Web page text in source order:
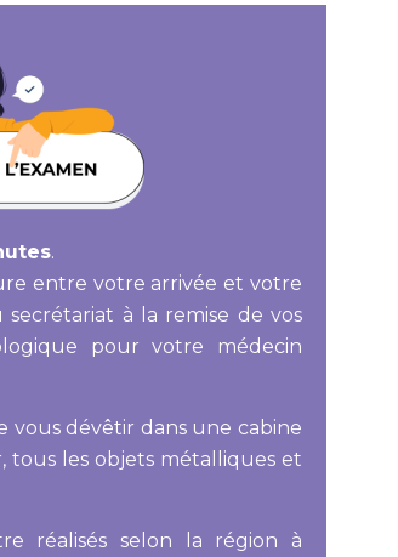
.
entre votre arrivée et votre
à la remise de vos
pour votre médecin
vous dévêtir dans une cabine
tous les objets métalliques et
réalisés selon la région à